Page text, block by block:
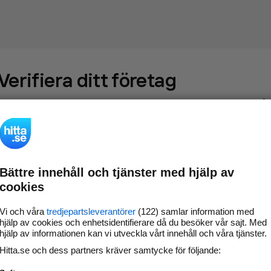
ditt företag
som69 547företag - ta kontroll över din företagssida på
hitta.se och syns bättre mot kunder i ditt närområde. Helt
kostnadsfritt.
Uppdatera din
företagsinformation
Svara på och hantera dina
Gå vidare
Bättre innehåll och tjänster med hjälp av
cookies
Vi och våra tredjepartsleverantörer (122) samlar information med
hjälp av cookies och enhetsidentifierare då du besöker vår sajt. Med
hjälp av informationen kan vi utveckla vårt innehåll och våra tjänster.
Hitta.se och dess partners kräver samtycke för följande: